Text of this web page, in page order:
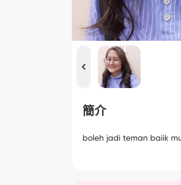
簡介
boleh jadi teman baiik